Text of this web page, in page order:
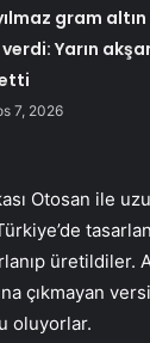
gram
Yarın
7, 2026
Otosan ile
üretildiler.
çıkmayan
oluyorlar.